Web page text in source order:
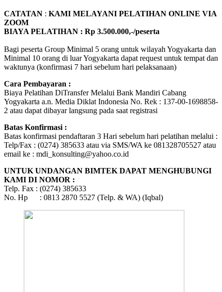
CATATAN : KAMI MELAYANI PELATIHAN ONLINE VIA
ZOOM
BIAYA PELATIHAN : Rp 3.500.000,-/peserta
Bagi peserta Group Minimal 5 orang untuk wilayah Yogyakarta dan
Minimal 10 orang di luar Yogyakarta dapat request untuk tempat dan
waktunya (konfirmasi 7 hari sebelum hari pelaksanaan)
Cara Pembayaran :
Biaya Pelatihan DiTransfer Melalui Bank Mandiri Cabang
Yogyakarta a.n. Media Diklat Indonesia No. Rek : 137-00-1698858-
2 atau dapat dibayar langsung pada saat registrasi
Batas Konfirmasi :
Batas konfirmasi pendaftaran 3 Hari sebelum hari pelatihan melalui :
Telp/Fax : (0274) 385633 atau via SMS/WA ke 081328705527 atau
email ke : mdi_konsulting@yahoo.co.id
UNTUK UNDANGAN BIMTEK DAPAT MENGHUBUNGI
KAMI DI NOMOR :
Telp. Fax : (0274) 385633
No. Hp : 0813 2870 5527 (Telp. & WA) (Iqbal)